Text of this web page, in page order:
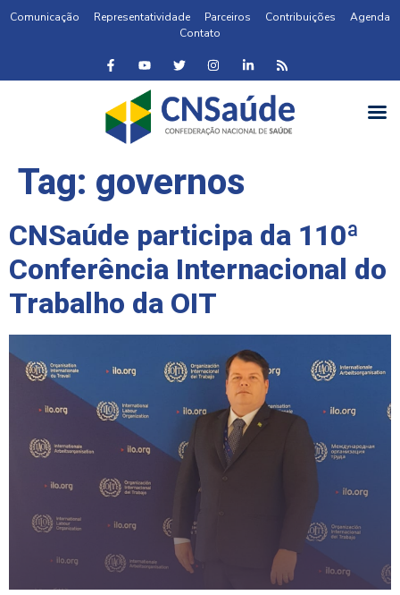
Comunicação Representatividade Parceiros Contribuições
Agenda
Contato
Tag: governos
CNSaúde participa da 110ª
Conferência Internacional do
Trabalho da OIT